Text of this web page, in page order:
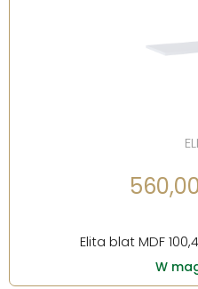
Elita blat MDF
W